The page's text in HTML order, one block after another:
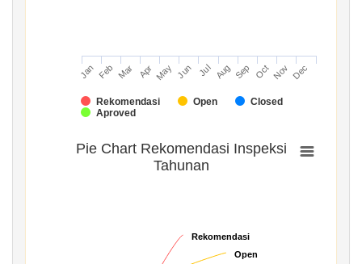
Rekomendasi Open
Closed
Aproved
Jan Feb Mar Apr May Jun Jul Aug Sep Oct Nov Dec
Pie Chart Rekomendasi Inspeksi
Tahunan
Rekomendasi
Rekomendasi
Open
Open